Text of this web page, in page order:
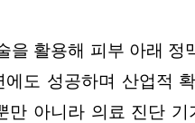
을 활용해 피부 아래 정
에도 성공하며 산업적
만 아니라 의료 진단